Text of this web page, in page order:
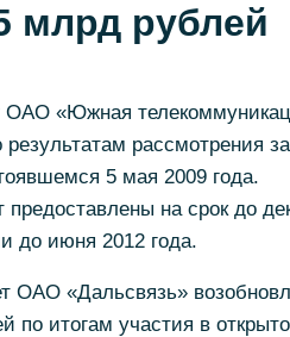
млрд рублей
ОАО «Южная
рассмотрения
5 мая 2009 года.
на срок до
до июня 2012 года.
ОАО «Дальсвязь»
по итогам участия в